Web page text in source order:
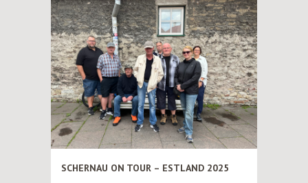
SCHERNAU ON TOUR – ESTLAND 2025